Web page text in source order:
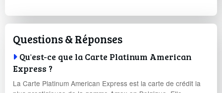
Questions & Réponses
Qu'est-ce que la Carte Platinum American
Express ?
La Carte Platinum American Express est la carte de crédit la